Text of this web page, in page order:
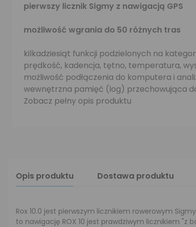
pierwszy licznik Sigmy z nawigacją GPS
możliwość wgrania do 50 różnych tras
kilkadziesiąt funkcji podzielonych na
prędkość, kadencja, tętno, temperatura,
możliwość podłączenia do komputera i
wewnętrzna pamięć (log) przechowująca
Zobacz pełny opis produktu
Opis produktu Dostawa produktu
Rox 10.0 jest pierwszym licznikiem rowerowym
to nawigację ROX 10 jest prawdziwym licznikiem "z